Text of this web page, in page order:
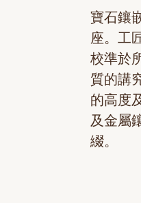
寶石鑲
座。工
校準於
質的講
的高度
及金屬
綴。